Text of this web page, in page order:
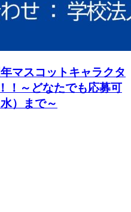
マスコットキャラクタ
！～どなたでも応募可
）まで～